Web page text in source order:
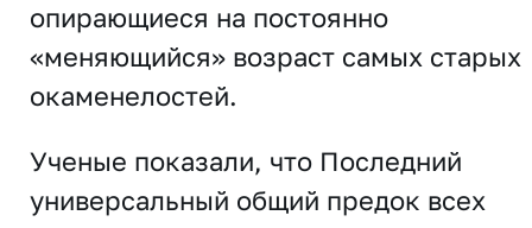
опирающиеся на постоянно
«меняющийся» возраст самых старых
окаменелостей.
Ученые показали, что Последний
универсальный общий предок всех